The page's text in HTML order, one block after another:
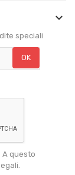

speciali
A questo